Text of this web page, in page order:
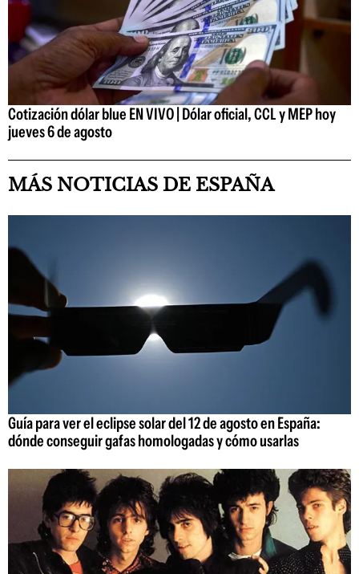
Cotización dólar blue EN VIVO | Dólar oficial, CCL y MEP hoy
jueves 6 de agosto
MÁS NOTICIAS DE ESPAÑA
Guía para ver el eclipse solar del 12 de agosto en España:
dónde conseguir gafas homologadas y cómo usarlas